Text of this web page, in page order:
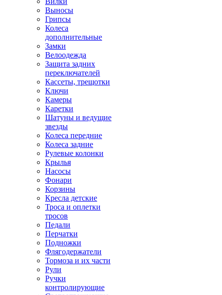
Выносы
Грипсы
Колеса
дополнительные
Замки
Велоодежда
Защита задних
переключателей
Кассеты, трещотки
Ключи
Камеры
Каретки
Шатуны и ведущие
звезды
Колеса передние
Колеса задние
Рулевые колонки
Крылья
Насосы
Фонари
Корзины
Кресла детские
Троса и оплетки
тросов
Педали
Перчатки
Подножки
Флягодержатели
Тормоза и их части
Рули
Ручки
контролирующие